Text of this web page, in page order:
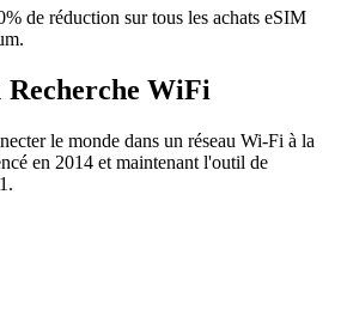
de réduction sur tous les achats eSIM
WiFi
le monde dans un réseau Wi-Fi à la
en 2014 et maintenant l'outil de